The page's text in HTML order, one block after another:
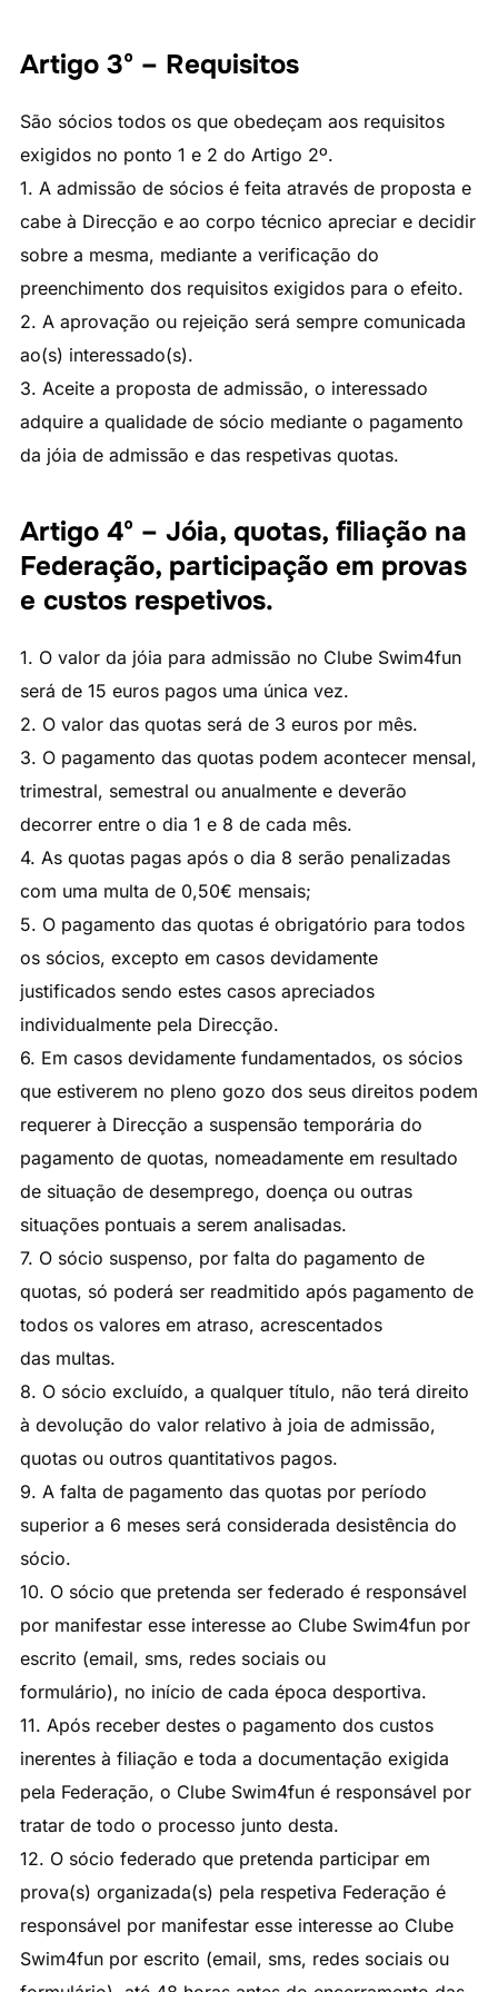
Artigo 3º – Requisitos
São sócios todos os que obedeçam aos requisitos
exigidos no ponto 1 e 2 do Artigo 2º.
1. A admissão de sócios é feita através de proposta e
cabe à Direcção e ao corpo técnico apreciar e decidir
sobre a mesma, mediante a verificação do
preenchimento dos requisitos exigidos para o efeito.
2. A aprovação ou rejeição será sempre comunicada
ao(s) interessado(s).
3. Aceite a proposta de admissão, o interessado
adquire a qualidade de sócio mediante o pagamento
da jóia de admissão e das respetivas quotas.
Artigo 4º – Jóia, quotas, filiação na
Federação, participação em provas
e custos respetivos.
1. O valor da jóia para admissão no Clube Swim4fun
será de 15 euros pagos uma única vez.
2. O valor das quotas será de 3 euros por mês.
3. O pagamento das quotas podem acontecer mensal,
trimestral, semestral ou anualmente e deverão
decorrer entre o dia 1 e 8 de cada mês.
4. As quotas pagas após o dia 8 serão penalizadas
com uma multa de 0,50€ mensais;
5. O pagamento das quotas é obrigatório para todos
os sócios, excepto em casos devidamente
justificados sendo estes casos apreciados
individualmente pela Direcção.
6. Em casos devidamente fundamentados, os sócios
que estiverem no pleno gozo dos seus direitos podem
requerer à Direcção a suspensão temporária do
pagamento de quotas, nomeadamente em resultado
de situação de desemprego, doença ou outras
situações pontuais a serem analisadas.
7. O sócio suspenso, por falta do pagamento de
quotas, só poderá ser readmitido após pagamento de
todos os valores em atraso, acrescentados
das multas.
8. O sócio excluído, a qualquer título, não terá direito
à devolução do valor relativo à joia de admissão,
quotas ou outros quantitativos pagos.
9. A falta de pagamento das quotas por período
superior a 6 meses será considerada desistência do
sócio.
10. O sócio que pretenda ser federado é responsável
por manifestar esse interesse ao Clube Swim4fun por
escrito (email, sms, redes sociais ou
formulário), no início de cada época desportiva.
11. Após receber destes o pagamento dos custos
inerentes à filiação e toda a documentação exigida
pela Federação, o Clube Swim4fun é responsável por
tratar de todo o processo junto desta.
12. O sócio federado que pretenda participar em
prova(s) organizada(s) pela respetiva Federação é
responsável por manifestar esse interesse ao Clube
Swim4fun por escrito (email, sms, redes sociais ou